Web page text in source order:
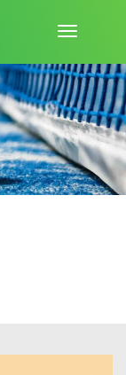
Toggle